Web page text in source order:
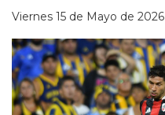
Viernes 15 de Mayo de 2026